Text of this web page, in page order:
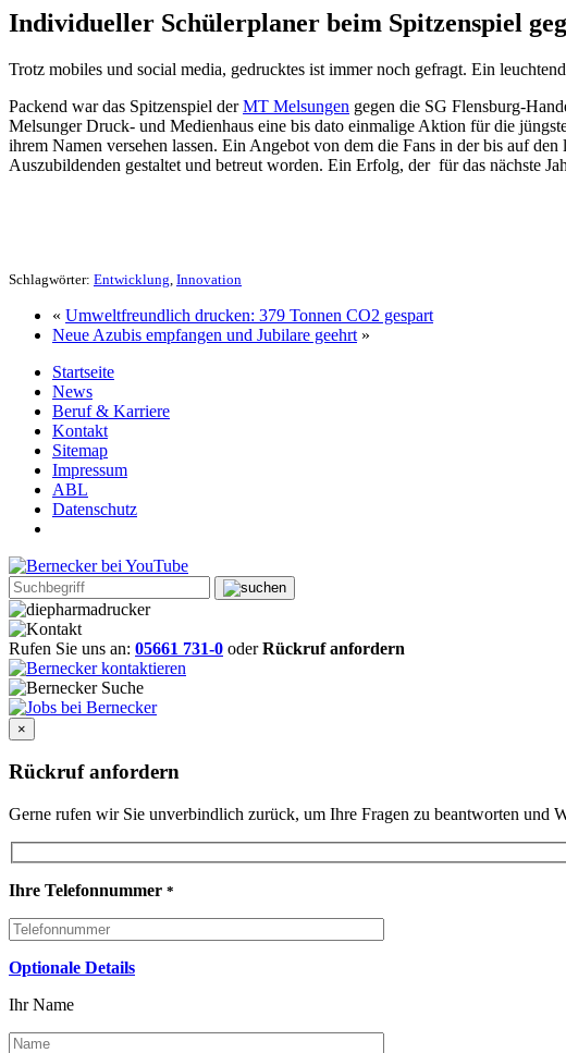
Individueller Schülerplaner beim Spitzenspiel
Trotz mobiles und social media, gedrucktes ist immer noch gefragt. Ein
Packend war das Spitzenspiel derMT Melsungen gegen die SG Flensburg-
Melsunger Druck- und Medienhaus eine bis dato einmalige Aktion für die
ihrem Namen versehen lassen. Ein Angebot von dem die Fans in der bis auf
Auszubildenden gestaltet und betreut worden. Ein Erfolg, der für das nächste
Schlagwörter: Entwicklung Innovation
« Umweltfreundlich drucken: 379 Tonnen CO2 gespart
Neue Azubis empfangen und Jubilare geehrt »
Startseite
News
Beruf & Karriere
Kontakt
Sitemap
Impressum
ABL
Datenschutz
Rufen Sie uns an: 05661 731-0 oderRückruf anfordern
×
Rückruf anfordern
Gerne rufen wir Sie unverbindlich zurück, um Ihre Fragen zu beantworten und
Ihre Telefonnummer *
Optionale Details
Ihr Name